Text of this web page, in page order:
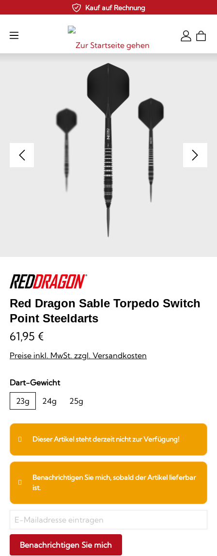
Zum Hauptinhalt springenKauf auf Rechnung
Red Dragon Sable Torpedo Switch
Point Steeldarts
61,95 €
Preise inkl. MwSt. zzgl. Versandkosten
Dart-Gewichtauswählen
23g
24g 25g
Dieser Artikel steht derzeit nicht zur Verfügung!
Benachrichtigen Sie mich, sobald der Artikel lieferbar
ist.
Benachrichtigen Sie mich